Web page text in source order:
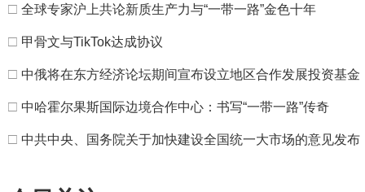
□ 全球专家沪上共论新质生产力与“一带一路”金色十年
□ 甲骨文与TikTok达成协议
□ 中俄将在东方经济论坛期间宣布设立地区合作发展投资基金
□ 中哈霍尔果斯国际边境合作中心：书写“一带一路”传奇
□ 中共中央、国务院关于加快建设全国统一大市场的意见发布